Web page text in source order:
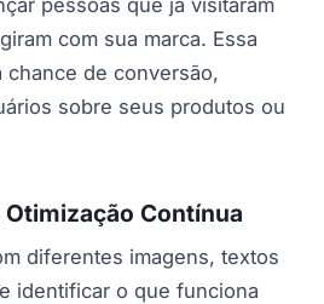
com sua marca. Essa
chance de conversão,
sobre seus produtos ou
Otimização Contínua
diferentes imagens, textos
identificar o que funciona